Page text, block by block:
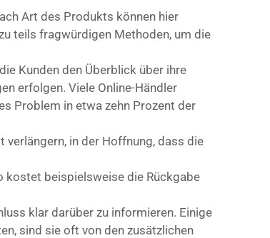
Art des Produkts können hier
teils fragwürdigen Methoden, um die
Kunden den Überblick über ihre
erfolgen. Viele Online-Händler
Problem in etwa zehn Prozent der
in der Hoffnung, dass die
kostet beispielsweise die Rückgabe
klar darüber zu informieren. Einige
sind sie oft von den zusätzlichen